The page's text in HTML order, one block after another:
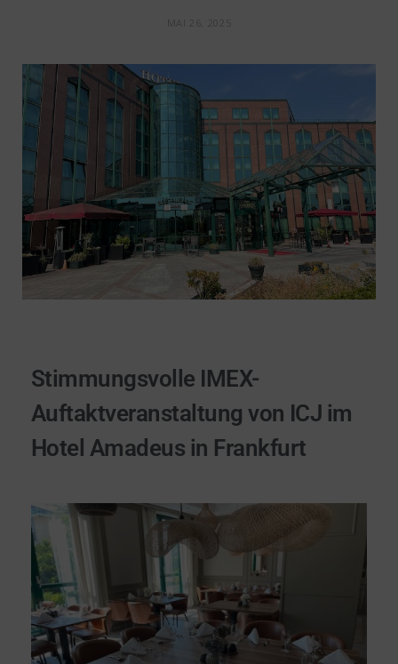
Stimmungsvolle IMEX-
Auftaktveranstaltung von ICJ im
Hotel Amadeus in Frankfurt